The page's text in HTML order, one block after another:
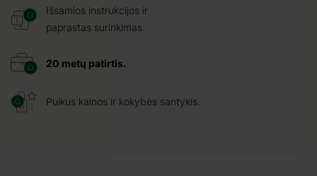
Išsamios instrukcijos ir
paprastas surinkimas.
20 metų patirtis.
Puikus kainos ir kokybės santykis.